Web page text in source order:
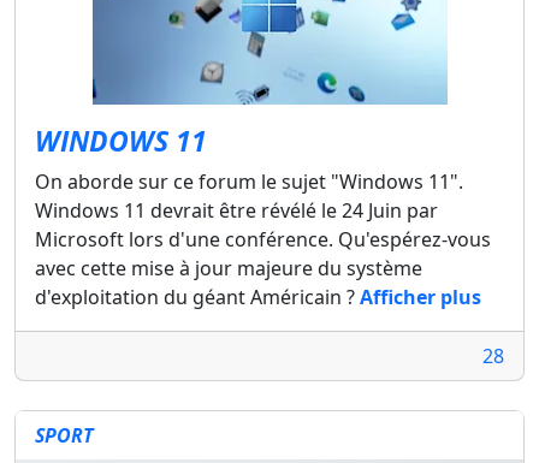
WINDOWS 11
On aborde sur ce forum le sujet "Windows 11".
Windows 11 devrait être révélé le 24 Juin par
Microsoft lors d'une conférence. Qu'espérez-vous
avec cette mise à jour majeure du système
d'exploitation du géant Américain ?Afficher plus
28
SPORT